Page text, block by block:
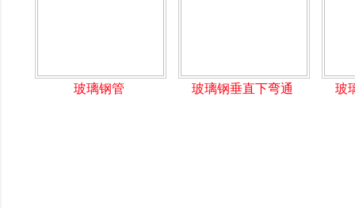
玻璃钢管 玻璃钢垂直下弯通 玻